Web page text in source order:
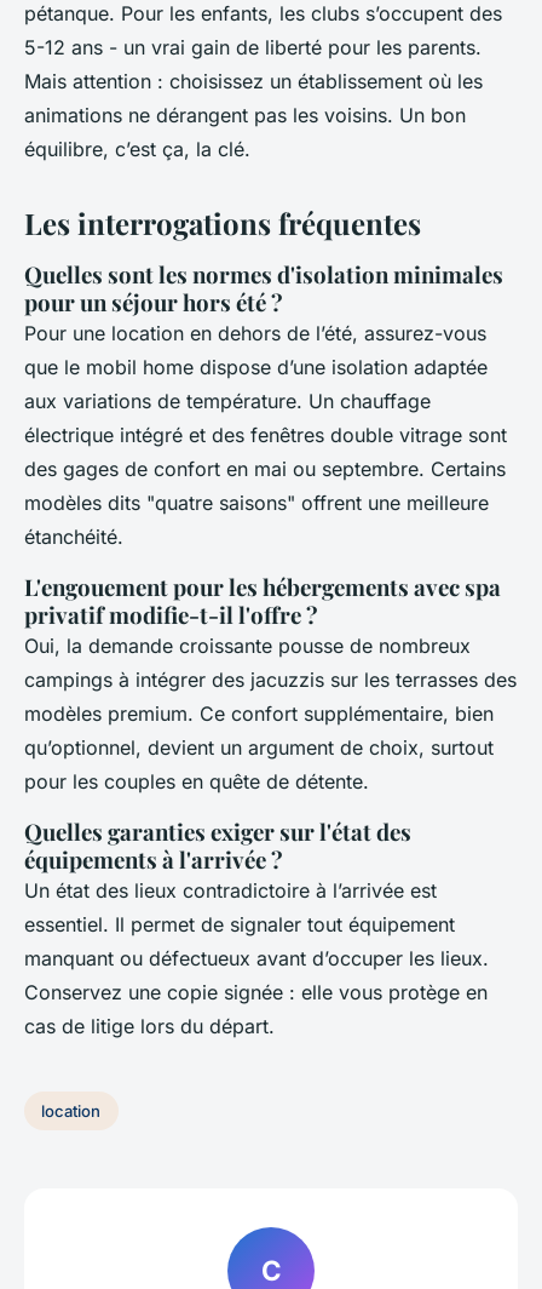
pétanque. Pour les enfants, les clubs s’occupent des
5-12 ans - un vrai gain de liberté pour les parents.
Mais attention : choisissez un établissement où les
animations ne dérangent pas les voisins. Un bon
équilibre, c’est ça, la clé.
Les interrogations fréquentes
Quelles sont les normes d'isolation minimales
pour un séjour hors été ?
Pour une location en dehors de l’été, assurez-vous
que le mobil home dispose d’une isolation adaptée
aux variations de température. Un chauffage
électrique intégré et des fenêtres double vitrage sont
des gages de confort en mai ou septembre. Certains
modèles dits "quatre saisons" offrent une meilleure
étanchéité.
L'engouement pour les hébergements avec spa
privatif modifie-t-il l'offre ?
Oui, la demande croissante pousse de nombreux
campings à intégrer des jacuzzis sur les terrasses des
modèles premium. Ce confort supplémentaire, bien
qu’optionnel, devient un argument de choix, surtout
pour les couples en quête de détente.
Quelles garanties exiger sur l'état des
équipements à l'arrivée ?
Un état des lieux contradictoire à l’arrivée est
essentiel. Il permet de signaler tout équipement
manquant ou défectueux avant d’occuper les lieux.
Conservez une copie signée : elle vous protège en
cas de litige lors du départ.
location
C